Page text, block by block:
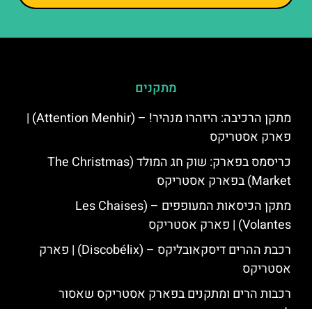
מתקנים
מתקן הרכיבה: היזהרו מנהיר! – (Attention Menhir) |
פארק אסטריקס
כריסמס בפארק: שוק חג המולד (The Christmas
Market) בפארק אסטריקס
מתקן הכיסאות המעופפים – (Les Chaises
Volantes) | פארק אסטריקס
רכבת ההרים דיסקאובליקס – (Discobélix) | פארק
אסטריקס
רכבות הרים ומתקנים בפארק אסטריקס שאסור